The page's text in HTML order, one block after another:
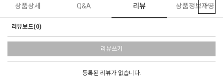
상품상세 Q&A 리뷰 상품정보제공
리뷰보드(0)
리뷰쓰기
등록된 리뷰가 없습니다.